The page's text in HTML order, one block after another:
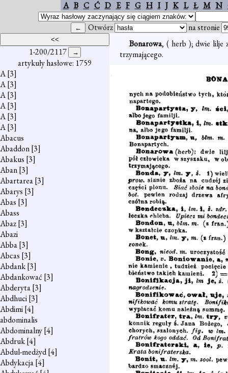
A B C Ć D E F G H I J K L Ł M N
Otwórz na stronie
1-200/2117
artykuły hasłowe: 1759
A[3]
A[3]
A[3]
A[3]
A[3]
A[3]
Abacus
Abaddon[3]
Abakus [3]
Aban[3]
Abartarea[3]
Abarys [3]
Abas [3]
Abass
Abaz[3]
Abazi
Abba[3]
Abcas [3]
Abdank[3]
Abdankować [3]
Abderyta[3]
Abdhuci[3]
Abdimi[4]
abdominalis
Abdominalny[4]
Abdruk[4]
Abdul-medżyd[4]
Abdykacja[4]
Bonarowa, ( herb ); dwie lilje
trzymającego.